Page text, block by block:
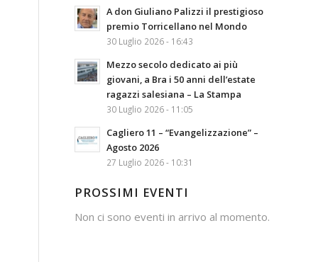
A don Giuliano Palizzi il prestigioso
premio Torricellano nel Mondo
30 Luglio 2026 - 16:43
Mezzo secolo dedicato ai più
giovani, a Bra i 50 anni dell’estate
ragazzi salesiana – La Stampa
30 Luglio 2026 - 11:05
Cagliero 11 – “Evangelizzazione” –
Agosto 2026
27 Luglio 2026 - 10:31
PROSSIMI EVENTI
Non ci sono eventi in arrivo al momento.